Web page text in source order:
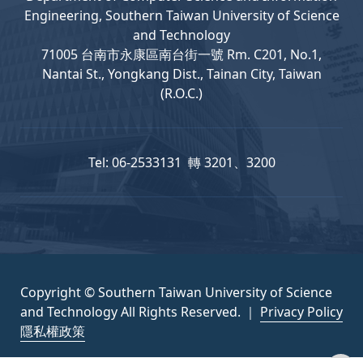
Engineering, Southern Taiwan University of Science
and Technology
71005 台南市永康區南台街一號 Rm. C201, No.1,
Nantai St., Yongkang Dist., Tainan City, Taiwan
(R.O.C.)
Tel: 06-2533131 轉 3201、3200
Copyright © Southern Taiwan University of Science
and Technology All Rights Reserved. ｜ Privacy Policy
隱私權政策